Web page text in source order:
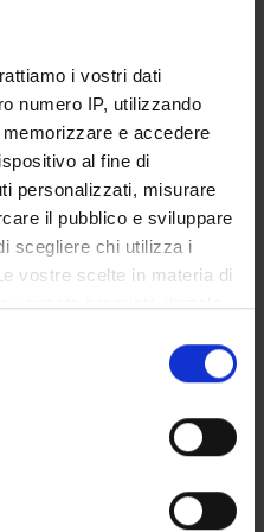
i vostri dati
numero IP, utilizzando
e accedere
al fine di
personalizzati, misurare
il pubblico e sviluppare
scegliere chi utilizza i
vostre scelte in materia di
questa proprietà digitale
consenso in qualsiasi
sui cookie o facendo clic
sulla tua posizione
e sociali
Altre iniziative di
Goals - SDGs
al perseguimento degli
dell'Agenda 2030
www.univr.it/sostenibilita